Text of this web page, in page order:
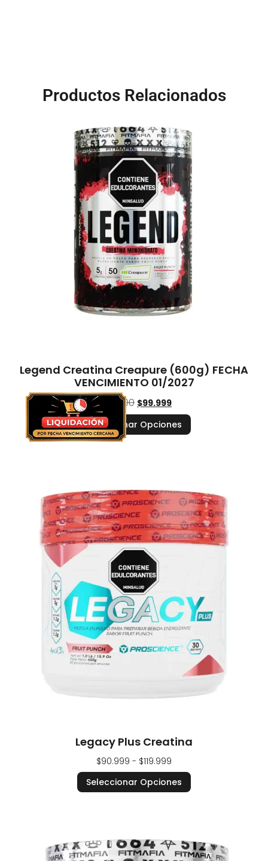
Productos Relacionados
Legend Creatina Creapure (600g) FECHA
VENCIMIENTO 01/2027
$ 127.000 $99.999
Seleccionar Opciones
Legacy Plus Creatina
$90.999 - $119.999
Seleccionar Opciones